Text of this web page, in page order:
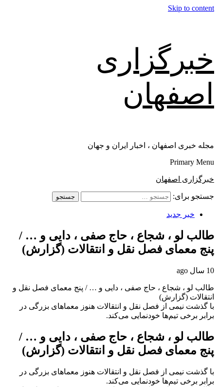
Skip to content
خبرگزاری
اصفهان
مجله خبری اصفهان ، اخبار ایران و جهان
Primary Menu
خبرگزاری اصفهان
جستجو برای:
خبر جدید
طالب لو ، شجاع ، حاج صفی ، دایی و … /
پنج معمای فصل نقل و انتقالات (گزارش)
10 سال ago
طالب لو ، شجاع ، حاج صفی ، دایی و … / پنج معمای فصل نقل و
انتقالات (گزارش)
با گذشت نیمی از فصل نقل و انتقالات هنوز معماهای بزرگی در
برابر برخی تیم‌ها خودنمایی می‌کند.
طالب لو ، شجاع ، حاج صفی ، دایی و … /
پنج معمای فصل نقل و انتقالات (گزارش)
با گذشت نیمی از فصل نقل و انتقالات هنوز معماهای بزرگی در
برابر برخی تیم‌ها خودنمایی می‌کند.